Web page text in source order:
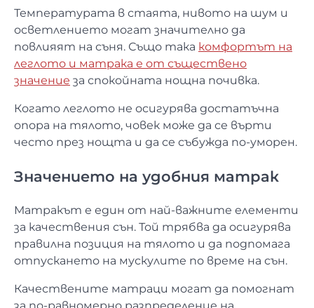
Температурата в стаята, нивото на шум и
осветлението могат значително да
повлияят на съня. Също така комфортът на
леглото и матрака е от съществено
значение за спокойната нощна почивка.
Когато леглото не осигурява достатъчна
опора на тялото, човек може да се върти
често през нощта и да се събужда по-уморен.
Значението на удобния матрак
Матракът е един от най-важните елементи
за качествения сън. Той трябва да осигурява
правилна позиция на тялото и да подпомага
отпускането на мускулите по време на сън.
Качествените матраци могат да помогнат
за по-равномерно разпределение на